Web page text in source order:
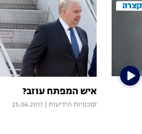
איש המפתח עוזב?
סוכנויות הידיעות 25.06.2017